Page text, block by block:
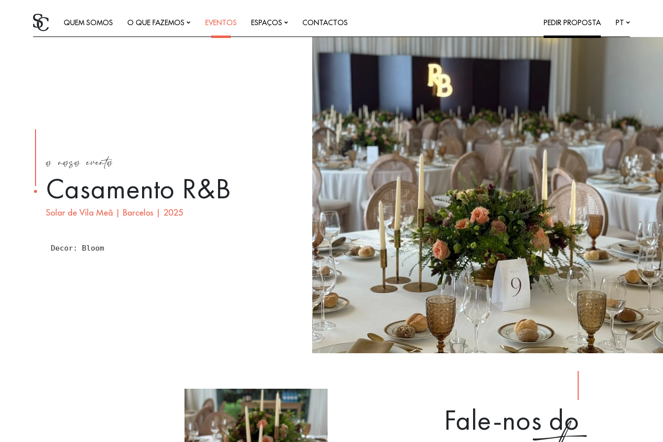
QUEM SOMOS O QUE FAZEMOS EVENTOS ESPAÇOS CONTACTOS PEDIR PROPOSTA PT
os nossos eventos
Casamento R&B
Solar de Vila Meã | Barcelos | 2025
Decor: Bloom
Fale-nos do